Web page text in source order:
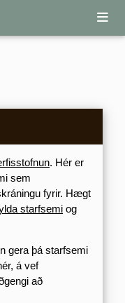
. Hér er
sem
fyrir. Hægt
starfsemi og
gera þá starfsemi
á vef
að